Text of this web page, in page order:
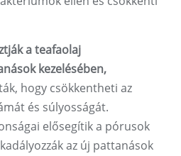
a teafaolaj
kezelésében,
hogy csökkentheti az
és súlyosságát.
elősegítik a pórusok
az új pattanások